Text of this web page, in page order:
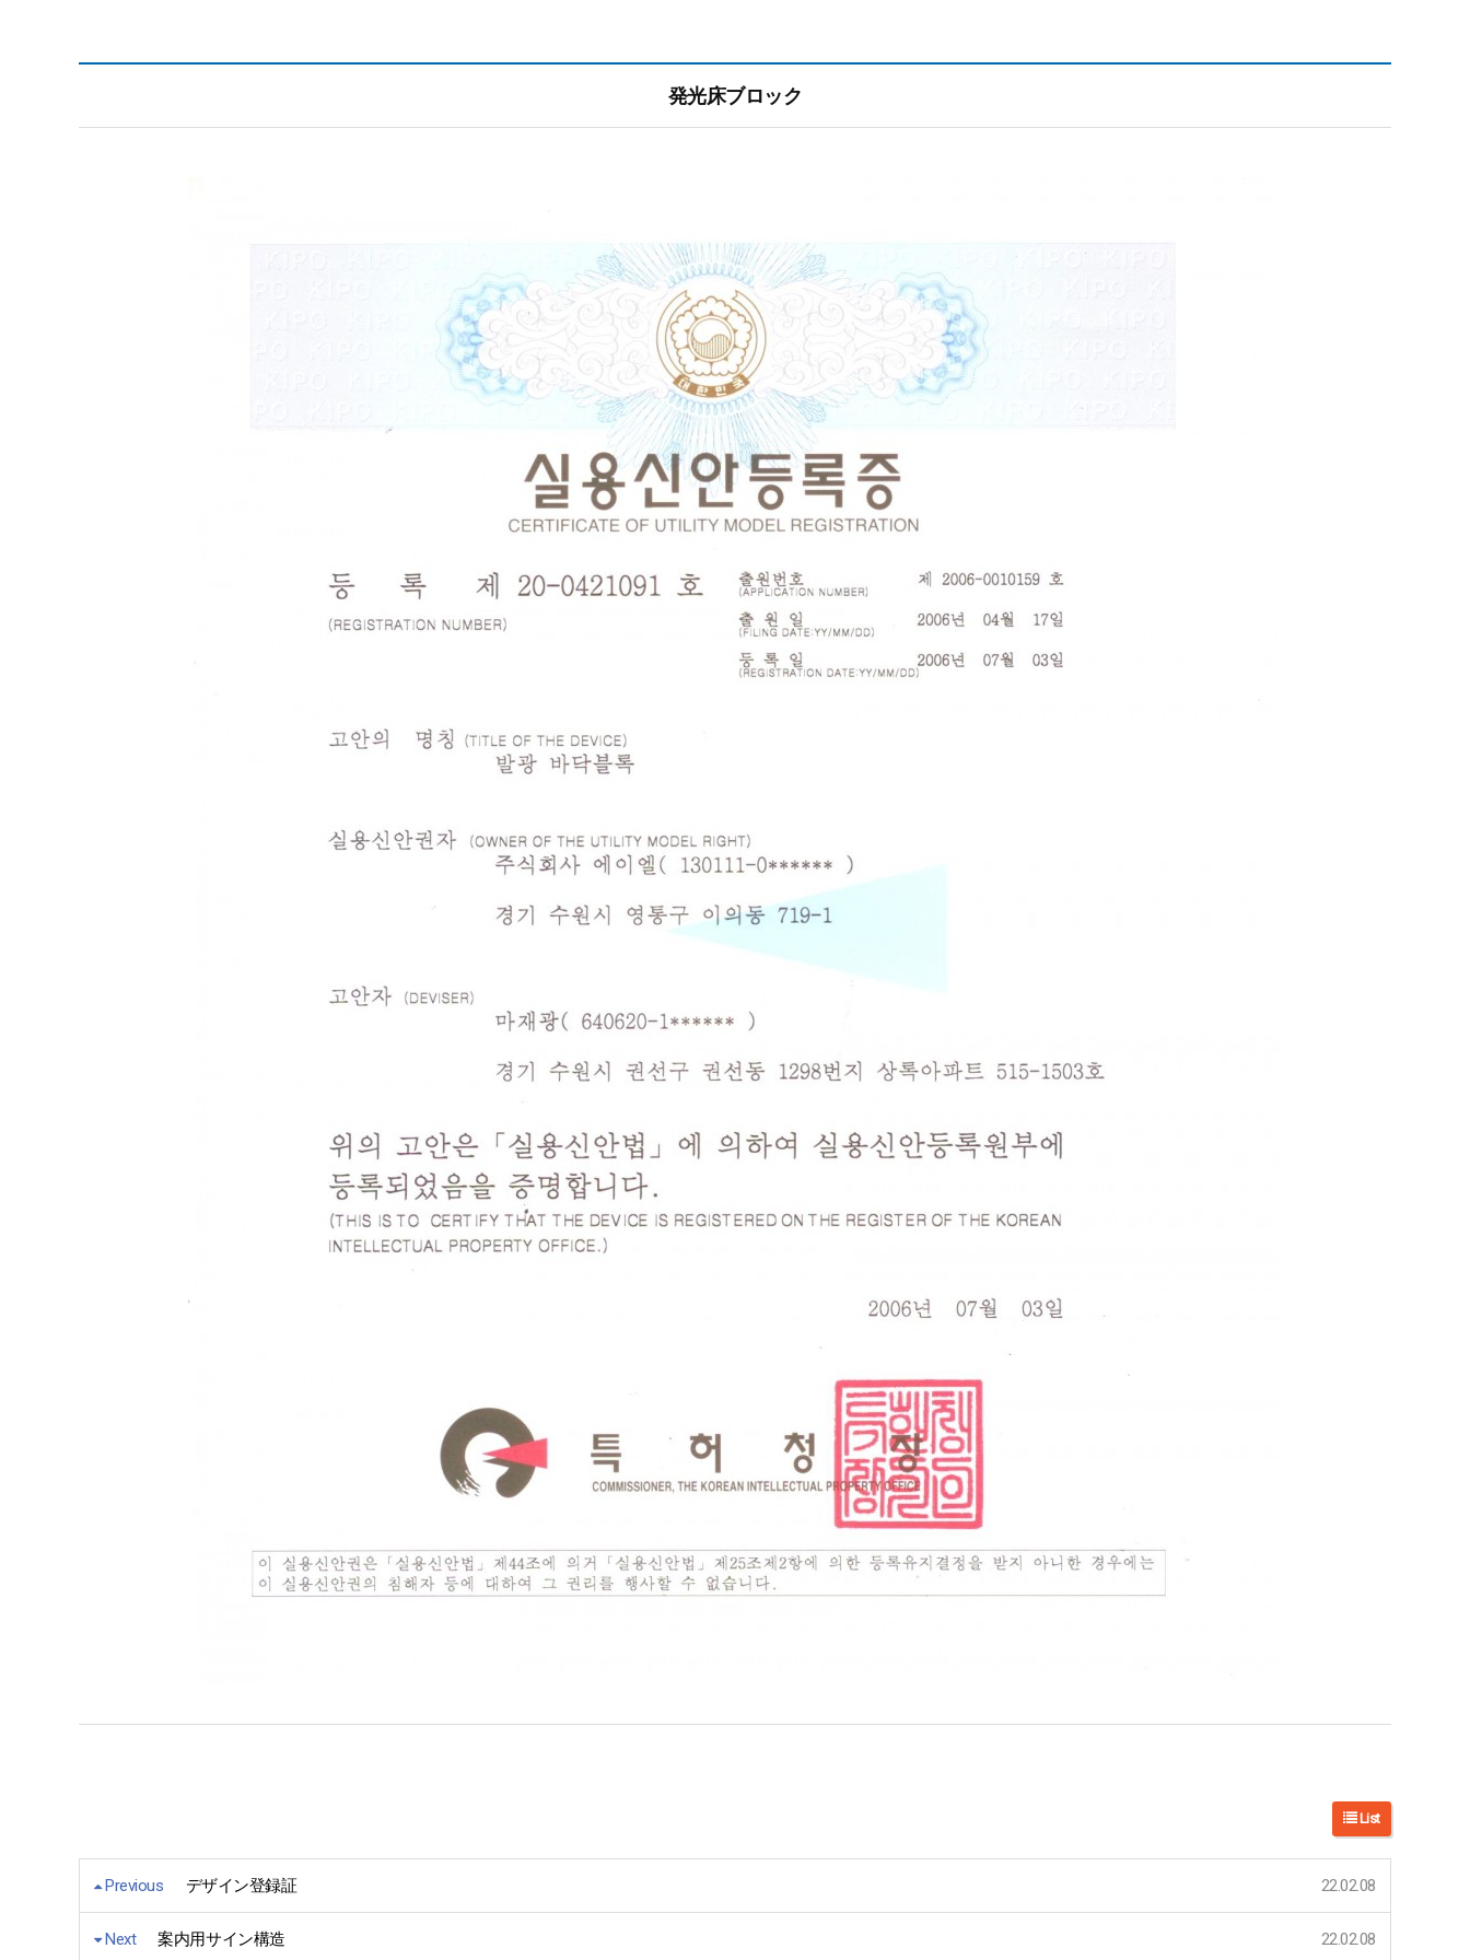
発光床ブロック
List
Previous デザイン登録証 22.02.08
Next 案内用サイン構造 22.02.08